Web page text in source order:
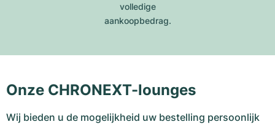
volledige
aankoopbedrag.
Onze CHRONEXT-lounges
Wij bieden u de mogelijkheid uw bestelling persoonlijk